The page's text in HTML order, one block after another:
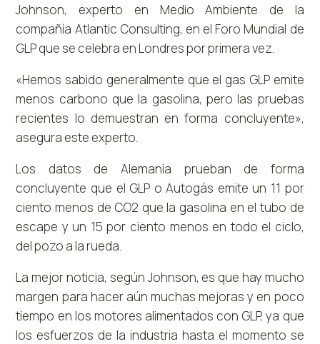
Johnson, experto en Medio Ambiente de la
compañía Atlantic Consulting, en el Foro Mundial de
GLP que se celebra en Londres por primera vez.
«Hemos sabido generalmente que el gas GLP emite
menos carbono que la gasolina, pero las pruebas
recientes lo demuestran en forma concluyente»,
asegura este experto.
Los datos de Alemania prueban de forma
concluyente que el GLP o Autogás emite un 11 por
ciento menos de CO2 que la gasolina en el tubo de
escape y un 15 por ciento menos en todo el ciclo,
del pozo a la rueda.
La mejor noticia, según Johnson, es que hay mucho
margen para hacer aún muchas mejoras y en poco
tiempo en los motores alimentados con GLP, ya que
los esfuerzos de la industria hasta el momento se